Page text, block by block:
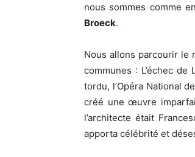
nous sommes comme
Broeck.
Nous allons parcourir le
communes : L’échec de
tordu, l’Opéra National
créé une œuvre
l’architecte était
apporta célébrité et